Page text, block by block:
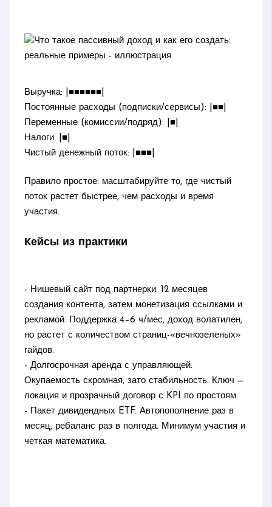
Выручка: |■■■■■■|
Постоянные расходы (подписки/сервисы): |■■|
Переменные (комиссии/подряд): |■|
Налоги: |■|
Чистый денежный поток: |■■■|
Правило простое: масштабируйте то, где чистый
поток растет быстрее, чем расходы и время
участия.
Кейсы из практики
- Нишевый сайт под партнерки. 12 месяцев
создания контента, затем монетизация ссылками и
рекламой. Поддержка 4–6 ч/мес, доход волатилен,
но растет с количеством страниц-«вечнозеленых»
гайдов.
- Долгосрочная аренда с управляющей.
Окупаемость скромная, зато стабильность. Ключ —
локация и прозрачный договор с KPI по простоям.
- Пакет дивидендных ETF. Автопополнение раз в
месяц, ребаланс раз в полгода. Минимум участия и
четкая математика.